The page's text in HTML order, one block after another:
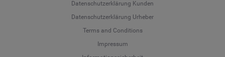
Datenschutzerklärung Kunden
Datenschutzerklärung Urheber
Terms and Conditions
Impressum